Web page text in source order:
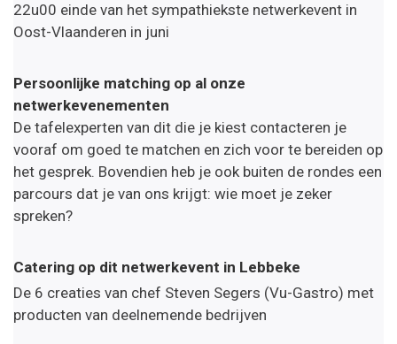
22u00 einde van het sympathiekste netwerkevent in
Oost-Vlaanderen in juni
Persoonlijke matching op al onze
netwerkevenementen
De tafelexperten van dit die je kiest contacteren je
vooraf om goed te matchen en zich voor te bereiden op
het gesprek. Bovendien heb je ook buiten de rondes een
parcours dat je van ons krijgt: wie moet je zeker
spreken?
Catering op dit netwerkevent in Lebbeke
De 6 creaties van chef Steven Segers (Vu-Gastro) met
producten van deelnemende bedrijven